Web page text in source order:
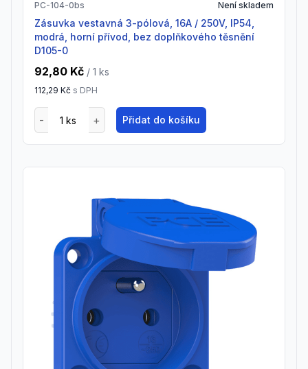
PC-104-0bs Není skladem
zásuvka vestavná 3-pólová, 16A / 250V, IP54,
modrá, horní přívod, bez doplňkového těsnění
D105-0
92,80 Kč / 1 ks
112,29 Kč s DPH
Přidat do košíku